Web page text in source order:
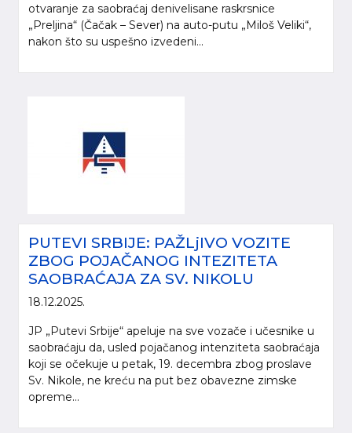
otvaranje za saobraćaj denivelisane raskrsnice
„Preljina“ (Čačak – Sever) na auto-putu „Miloš Veliki“,
nakon što su uspešno izvedeni...
PUTEVI SRBIJE: PAŽLjIVO VOZITE
ZBOG POJAČANOG INTEZITETA
SAOBRAĆAJA ZA SV. NIKOLU
18.12.2025.
JP „Putevi Srbije“ apeluje na sve vozače i učesnike u
saobraćaju da, usled pojačanog intenziteta saobraćaja
koji se očekuje u petak, 19. decembra zbog proslave
Sv. Nikole, ne kreću na put bez obavezne zimske
opreme...